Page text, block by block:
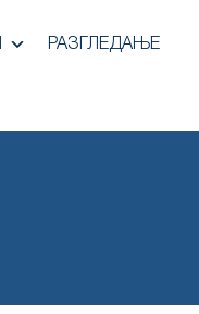
РАЗГЛЕДАЊЕ